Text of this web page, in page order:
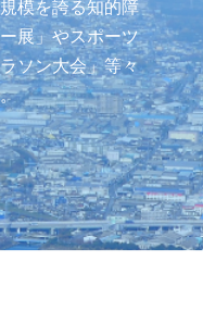
模を誇る知的障
展」やスポーツ
ソン大会」等々